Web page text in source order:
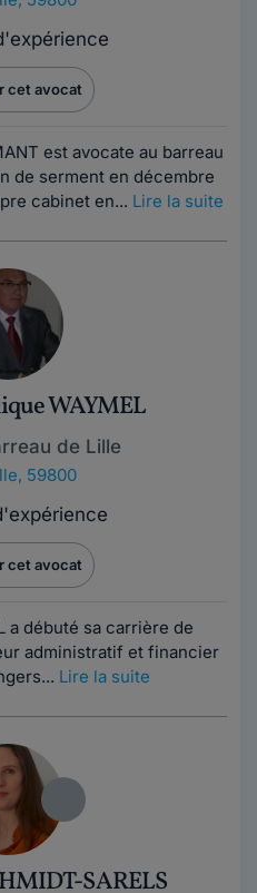
cet avocat
est avocate au barreau
de serment en décembre
cabinet en... Lire la suite
WAYMEL
de Lille
59800
cet avocat
a débuté sa carrière de
administratif et financier
Lire la suite
SARELS